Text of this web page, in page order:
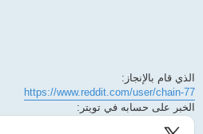
الذي قام بالإنجاز:
https://www.reddit.com/user/chain-77
الخبر على حسابه في تويتر: